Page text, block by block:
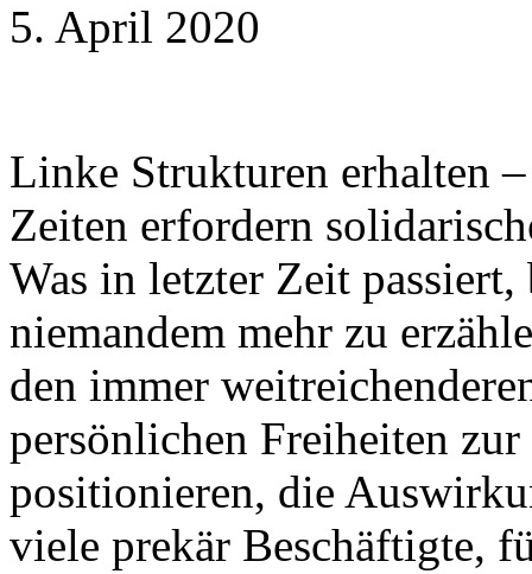
5. April 2020
Linke Strukturen erhalten
Zeiten erfordern
Was in letzter Zeit
niemandem mehr zu
den immer
persönlichen Freiheiten
positionieren, die
viele prekär Beschäftigte,